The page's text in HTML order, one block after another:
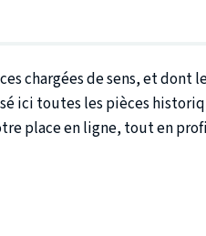
chargées de sens, et
ici toutes les pièces
place en ligne, tout en